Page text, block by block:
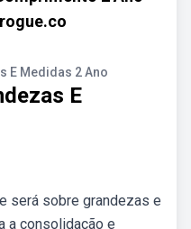
E Medidas 2 Ano
E
será sobre grandezas e
a consolidação e